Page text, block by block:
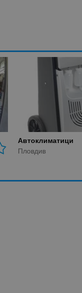
Автоклиматици
Пловдив